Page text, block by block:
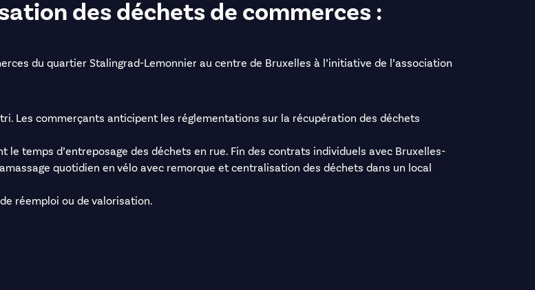
des déchets de commerces :
du quartier Stalingrad-Lemonnier au centre de Bruxelles à l’initiative de l’association
Les commerçants anticipent les réglementations sur la récupération des déchets
temps d’entreposage des déchets en rue. Fin des contrats individuels avec Bruxelles-
quotidien en vélo avec remorque et centralisation des déchets dans un local
réemploi ou de valorisation.